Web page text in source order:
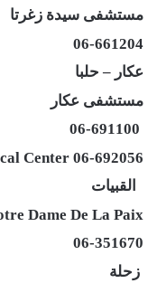
مستشفى سيدة زغرتا
06-661204
عكار – حلبا
مستشفى عكار
Center 06-692056
القبيات
Dame De La Paix
06-351670
زحلة